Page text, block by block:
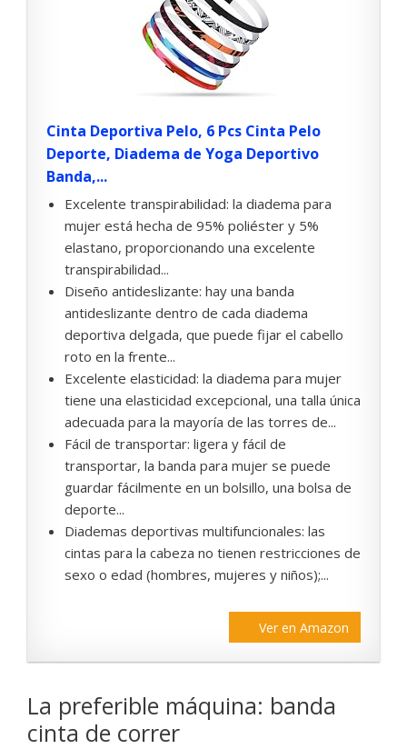
Cinta Deportiva Pelo, 6 Pcs Cinta Pelo
Deporte, Diadema de Yoga Deportivo
Banda,...
Excelente transpirabilidad: la diadema para
mujer está hecha de 95% poliéster y 5%
elastano, proporcionando una excelente
transpirabilidad...
Diseño antideslizante: hay una banda
antideslizante dentro de cada diadema
deportiva delgada, que puede fijar el cabello
roto en la frente...
Excelente elasticidad: la diadema para mujer
tiene una elasticidad excepcional, una talla única
adecuada para la mayoría de las torres de...
Fácil de transportar: ligera y fácil de
transportar, la banda para mujer se puede
guardar fácilmente en un bolsillo, una bolsa de
deporte...
Diademas deportivas multifuncionales: las
cintas para la cabeza no tienen restricciones de
sexo o edad (hombres, mujeres y niños);...
Ver en Amazon
La preferible máquina: banda
cinta de correr